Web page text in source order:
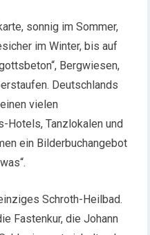
sonnig im Sommer,
im Winter, bis auf
Bergwiesen,
Deutschlands
vielen
Hotels, Tanzlokalen und
ein Bilderbuchangebot
Schroth-Heilbad.
Fastenkur, die Johann